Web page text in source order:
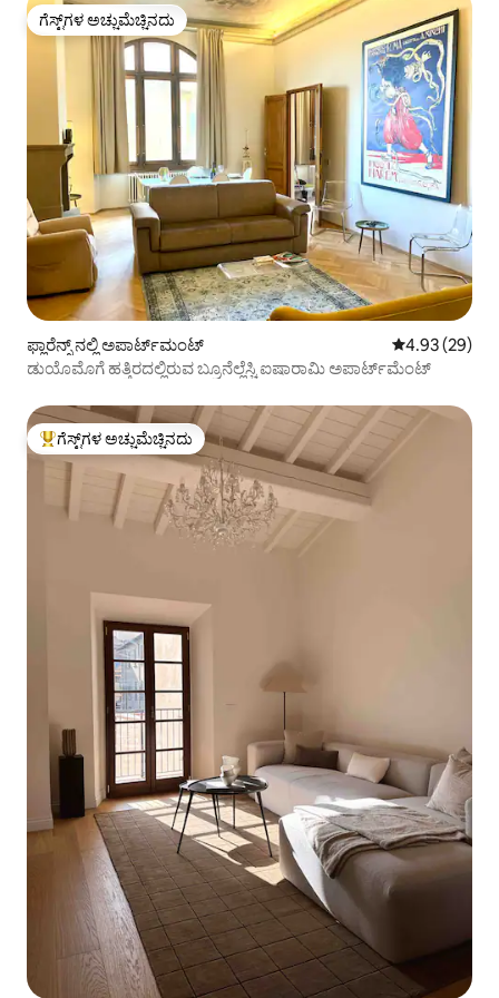
ಗೆಸ್ಟ್‌ಗಳ ಅಚ್ಚುಮೆಚ್ಚಿನದು
ಗೆಸ್ಟ್‌ಗಳ ಅಚ್ಚುಮೆಚ್ಚಿನದು
ಫ್ಲಾರೆನ್ಸ್ ನಲ್ಲಿ ಅಪಾರ್ಟ್‌ಮಂಟ್ 5 ರಲ್ಲಿ 4.93
4.93 (29)
ಡುಯೊಮೊಗೆ ಹತ್ತಿರದಲ್ಲಿರುವ ಬ್ರೂನೆಲ್ಲೆಸ್ಚಿ ಐಷಾರಾಮಿ ಅಪಾರ್ಟ್‌ಮೆಂಟ್
ಗೆಸ್ಟ್‌ಗಳಿಗೆ ಅತಿ ಹೆಚ್ಚು ಅಚ್ಚುಮೆಚ್ಚಿನದು
ಗೆಸ್ಟ್‌ಗಳ ಅಚ್ಚುಮೆಚ್ಚಿನದು